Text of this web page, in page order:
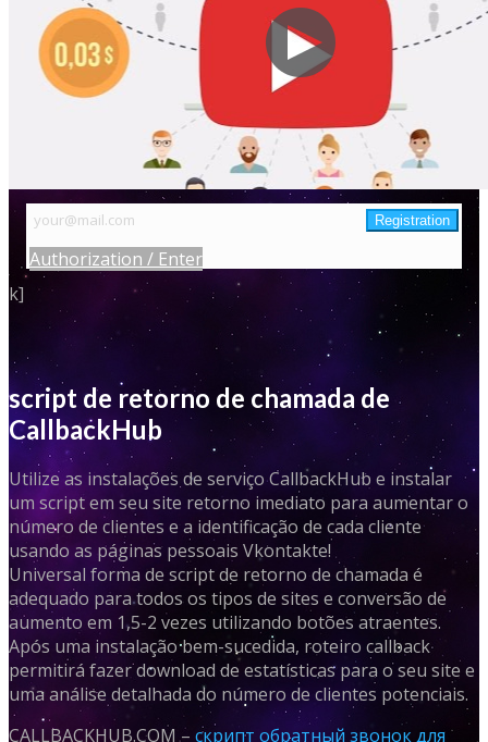
Authorization / Enter
k]
script de retorno de chamada de
CallbackHub
Utilize as instalações de serviço CallbackHub e instalar
um script em seu site retorno imediato para aumentar o
número de clientes e a identificação de cada cliente
usando as páginas pessoais Vkontakte!
Universal forma de script de retorno de chamada é
adequado para todos os tipos de sites e conversão de
aumento em 1,5-2 vezes utilizando botões atraentes.
Após uma instalação bem-sucedida, roteiro callback
permitirá fazer download de estatísticas para o seu site e
uma análise detalhada do número de clientes potenciais.
CALLBACKHUB.COM – скрипт обратный звонок для